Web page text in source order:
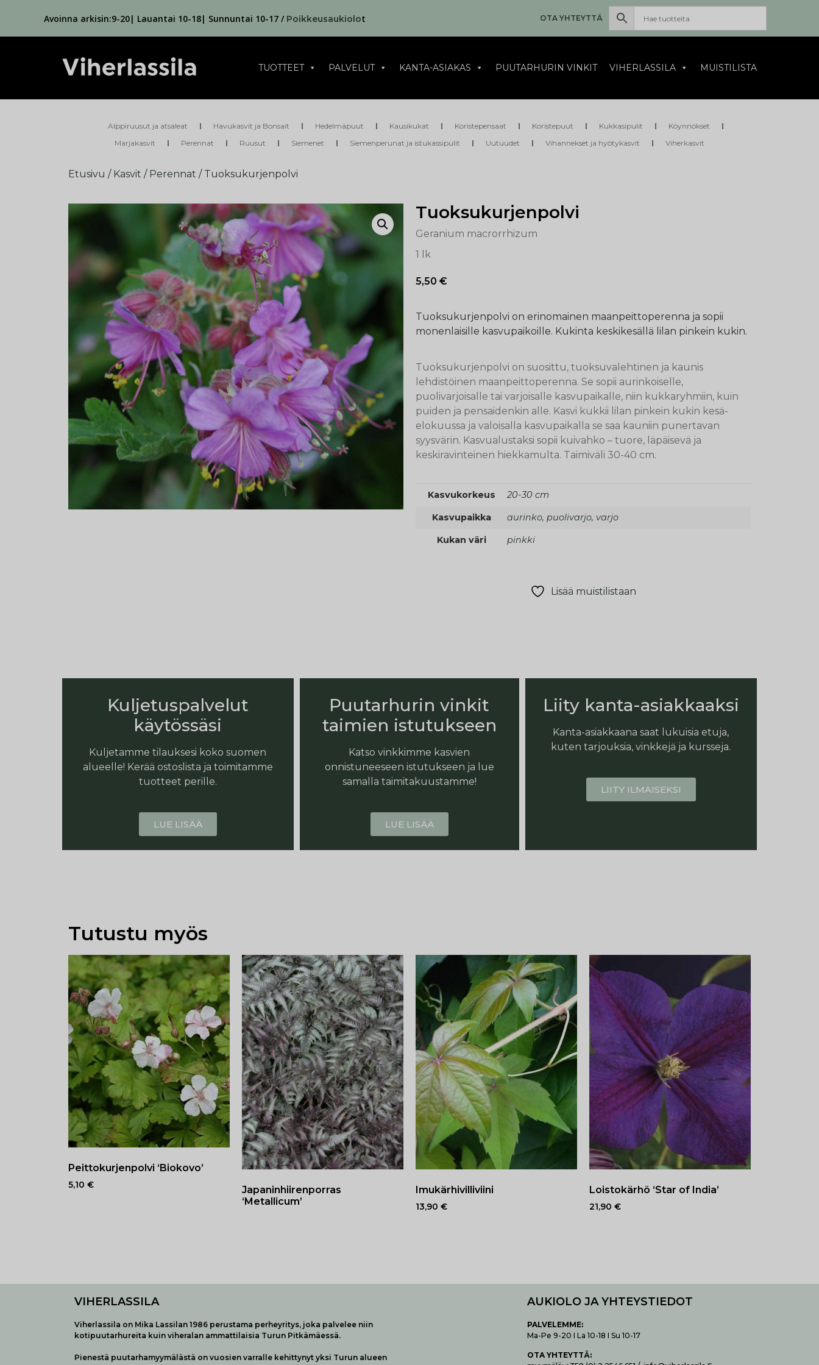
Avoinna arkisin:9-20| Lauantai 10-18| Sunnuntai 10-17 / Poikkeusaukiolot OTA YHTEYTTÄ
TUOTTEET PALVELUT KANTA-ASIAKAS PUUTARHURIN VINKIT VIHERLASSILA MUISTILISTA
Alppiruusut ja atsaleat Havukasvit ja Bonsait Hedelmäpuut Kausikukat Koristepensaat Koristepuut Kukkasipulit
Köynnökset
Marjakasvit
Perennat Ruusut Siemenet Siemenperunat ja istukassipulit Uutuudet Vihannekset ja hyötykasvit Viherkasvit
Etusivu / Kasvit / Perennat / Tuoksukurjenpolvi
Tuoksukurjenpolvi
Geranium macrorrhizum
1 lk
5,50 €
Tuoksukurjenpolvi on erinomainen maanpeittoperenna ja sopii
monenlaisille kasvupaikoille. Kukinta keskikesällä lilan pinkein kukin.
Tuoksukurjenpolvi on suosittu, tuoksuvalehtinen ja kaunis
lehdistöinen maanpeittoperenna. Se sopii aurinkoiselle,
puolivarjoisalle tai varjoisalle kasvupaikalle, niin kukkaryhmiin, kuin
puiden ja pensaidenkin alle. Kasvi kukkii lilan pinkein kukin kesä-
elokuussa ja valoisalla kasvupaikalla se saa kauniin punertavan
syysvärin. Kasvualustaksi sopii kuivahko – tuore, läpäisevä ja
keskiravinteinen hiekkamulta. Taimiväli 30-40 cm.
Kasvukorkeus 20-30 cm
Kasvupaikka aurinko, puolivarjo, varjo
Kukan väri pinkki
Lisää muistilistaan
Kuljetuspalvelut
käytössäsi
Kuljetamme tilauksesi koko suomen
alueelle! Kerää ostoslista ja toimitamme
tuotteet perille.
LUE LISÄÄ
Puutarhurin vinkit
taimien istutukseen
Katso vinkkimme kasvien
onnistuneeseen istutukseen ja lue
samalla taimitakuustamme!
LUE LISÄÄ
Liity kanta-asiakkaaksi
Kanta-asiakkaana saat lukuisia etuja,
kuten tarjouksia, vinkkejä ja kursseja.
LIITY ILMAISEKSI
Tutustu myös
Peittokurjenpolvi ‘Biokovo’
5,10 €
Japaninhiirenporras
‘Metallicum’
Imukärhivilliviini
13,90 €
Loistokärhö ‘Star of India’
21,90 €
VIHERLASSILA
Viherlassila on Mika Lassilan 1986 perustama perheyritys, joka palvelee niin
kotipuutarhureita kuin viheralan ammattilaisia Turun Pitkämäessä.
Pienestä puutarhamyymälästä on vuosien varralle kehittynyt yksi Turun alueen
AUKIOLO JA YHTEYSTIEDOT
PALVELEMME:
Ma-Pe 9-20 I La 10-18 I Su 10-17
OTA YHTEYTTÄ: